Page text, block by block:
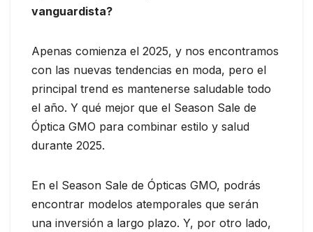
vanguardista?
Apenas comienza el 2025, y nos encontramos
con las nuevas tendencias en moda, pero el
principal trend es mantenerse saludable todo
el año. Y qué mejor que el Season Sale de
Óptica GMO para combinar estilo y salud
durante 2025.
En el Season Sale de Ópticas GMO, podrás
encontrar modelos atemporales que serán
una inversión a largo plazo. Y, por otro lado,